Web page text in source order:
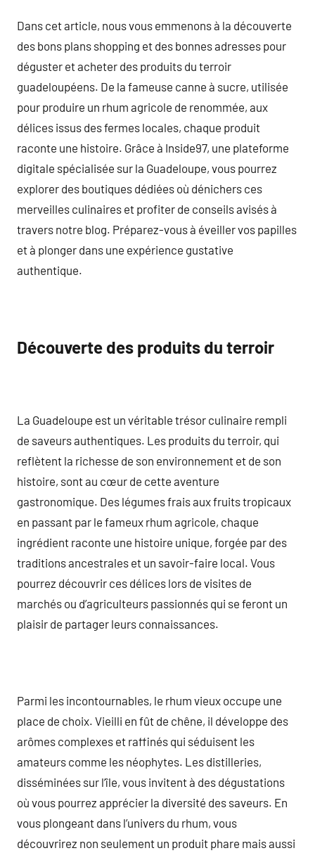
Dans cet article, nous vous emmenons à la découverte
des bons plans shopping et des bonnes adresses pour
déguster et acheter des produits du terroir
guadeloupéens. De la fameuse canne à sucre, utilisée
pour produire un rhum agricole de renommée, aux
délices issus des fermes locales, chaque produit
raconte une histoire. Grâce à Inside97, une plateforme
digitale spécialisée sur la Guadeloupe, vous pourrez
explorer des boutiques dédiées où dénichers ces
merveilles culinaires et profiter de conseils avisés à
travers notre blog. Préparez-vous à éveiller vos papilles
et à plonger dans une expérience gustative
authentique.
Découverte des produits du terroir
La Guadeloupe est un véritable trésor culinaire rempli
de saveurs authentiques. Les produits du terroir, qui
reflètent la richesse de son environnement et de son
histoire, sont au cœur de cette aventure
gastronomique. Des légumes frais aux fruits tropicaux
en passant par le fameux rhum agricole, chaque
ingrédient raconte une histoire unique, forgée par des
traditions ancestrales et un savoir-faire local. Vous
pourrez découvrir ces délices lors de visites de
marchés ou d’agriculteurs passionnés qui se feront un
plaisir de partager leurs connaissances.
Parmi les incontournables, le rhum vieux occupe une
place de choix. Vieilli en fût de chêne, il développe des
arômes complexes et raffinés qui séduisent les
amateurs comme les néophytes. Les distilleries,
disséminées sur l’île, vous invitent à des dégustations
où vous pourrez apprécier la diversité des saveurs. En
vous plongeant dans l’univers du rhum, vous
découvrirez non seulement un produit phare mais aussi